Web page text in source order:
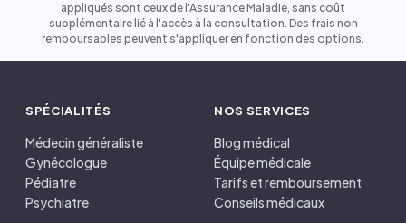
appliqués sont ceux de l'Assurance Maladie, sans coût
supplémentaire lié à l'accès à la consultation. Des frais non
remboursables peuvent s'appliquer en fonction des options.
SPÉCIALITÉS
Médecin généraliste
Gynécologue
Pédiatre
Psychiatre
NOS SERVICES
Blog médical
Équipe médicale
Tarifs et remboursement
Conseils médicaux